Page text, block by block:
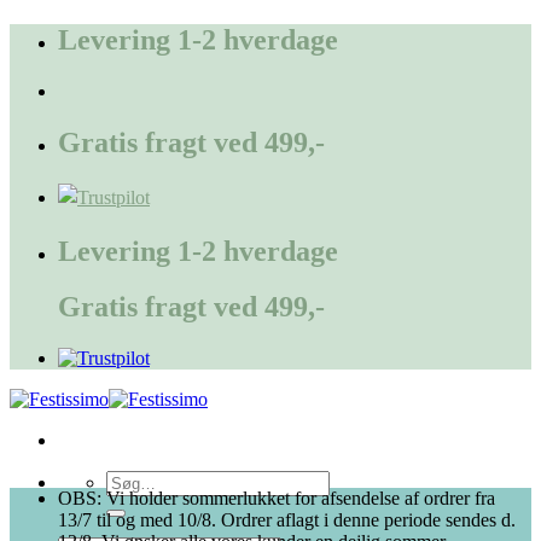
FortsætLevering 1-2 hverdage
Gratis fragt ved 499,-
Levering 1-2 hverdage
Gratis fragt ved 499,-
Søg
efter:
OBS: Vi holder sommerlukket for afsendelse af ordrer fra
13/7 til og med 10/8. Ordrer aflagt i denne periode sendes d.